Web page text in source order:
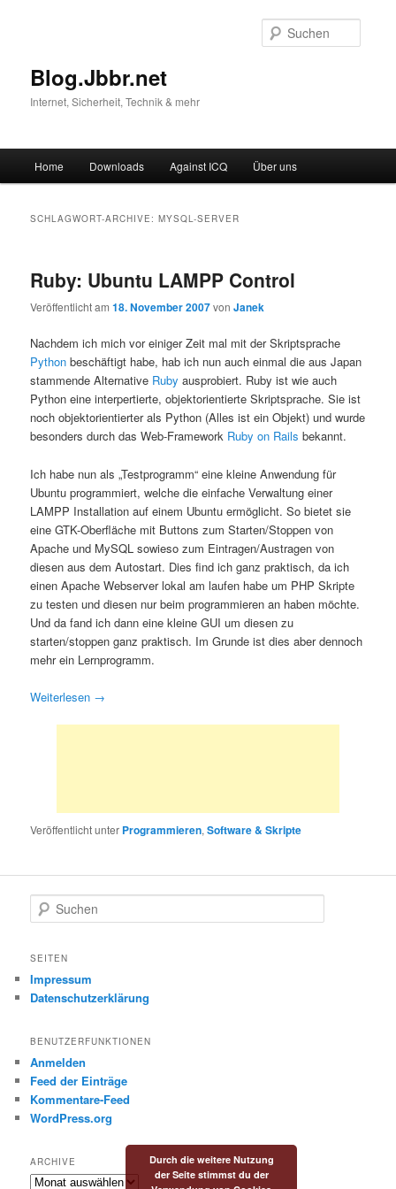
Blog.Jbbr.net
Internet, Sicherheit, Technik & mehr
Zum
Zum
wechseln
Home Downloads Against ICQ Über uns
SCHLAGWORT-ARCHIVE:MYSQL-SERVER
Ruby: Ubuntu LAMPP Control
Veröffentlicht am18. November 2007vonJanek
Nachdem ich mich vor einiger Zeit mal mit der Skriptsprache
Python beschäftigt habe, hab ich nun auch einmal die aus Japan
stammende Alternative Ruby ausprobiert. Ruby ist wie auch
Python eine interpertierte, objektorientierte Skriptsprache. Sie ist
noch objektorientierter als Python (Alles ist ein Objekt) und wurde
besonders durch das Web-Framework Ruby on Rails bekannt.
Ich habe nun als „Testprogramm“ eine kleine Anwendung für
Ubuntu programmiert, welche die einfache Verwaltung einer
LAMPP Installation auf einem Ubuntu ermöglicht. So bietet sie
eine GTK-Oberfläche mit Buttons zum Starten/Stoppen von
Apache und MySQL sowieso zum Eintragen/Austragen von
diesen aus dem Autostart. Dies find ich ganz praktisch, da ich
einen Apache Webserver lokal am laufen habe um PHP Skripte
zu testen und diesen nur beim programmieren an haben möchte.
Und da fand ich dann eine kleine GUI um diesen zu
starten/stoppen ganz praktisch. Im Grunde ist dies aber dennoch
mehr ein Lernprogramm.
Weiterlesen →
Veröffentlicht unter Programmieren,Software & Skripte
u
h
n
SEITEN
Impressum
Datenschutzerklärung
BENUTZERFUNKTIONEN
Anmelden
Feed der Einträge
Kommentare-Feed
WordPress.org
ARCHIVE
Archive
Durch die weitere Nutzung
der Seite stimmst du der